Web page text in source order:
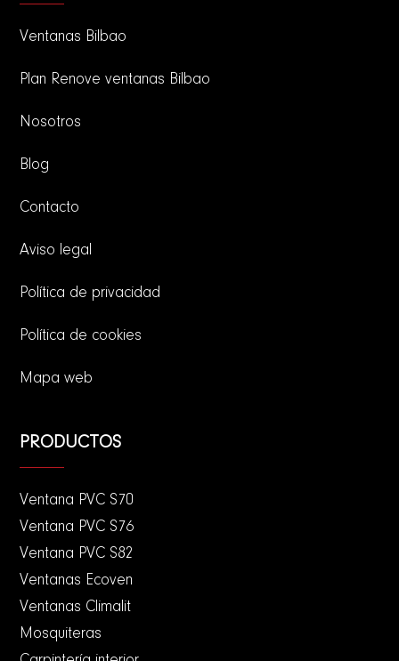
Ventanas Bilbao
Plan Renove ventanas Bilbao
Nosotros
Blog
Contacto
Aviso legal
Política de privacidad
Política de cookies
Mapa web
PRODUCTOS
Ventana PVC S70
Ventana PVC S76
Ventana PVC S82
Ventanas Ecoven
Ventanas Climalit
Mosquiteras